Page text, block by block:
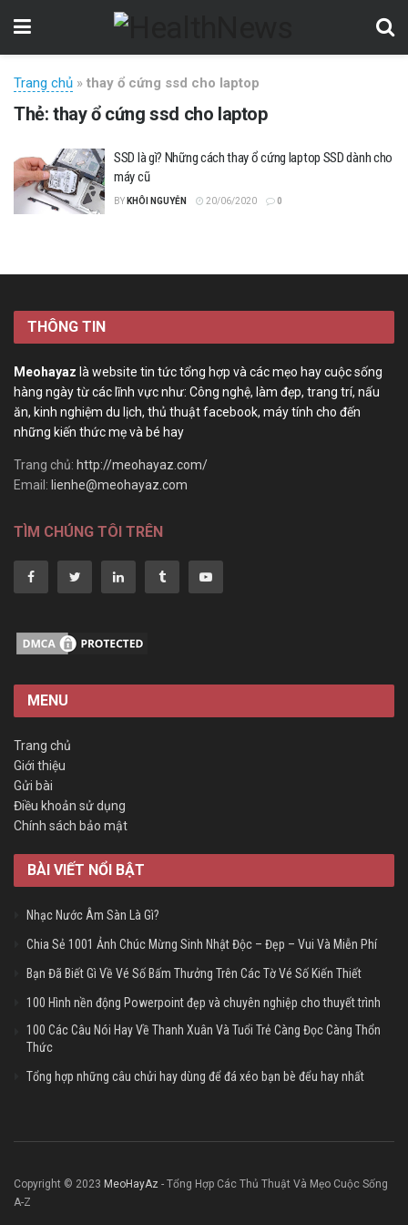
Trang chủ » thay ổ cứng ssd cho laptop
Thẻ:thay ổ cứng ssd cho laptop
SSD là gì? Những cách thay ổ cứng laptop SSD dành cho
máy cũ
BY KHÔI NGUYỄN 20/06/2020 0
THÔNG TIN
Meohayaz là website tin tức tổng hợp và các mẹo hay cuộc sống
hàng ngày từ các lĩnh vực như: Công nghệ, làm đẹp, trang trí, nấu
ăn, kinh nghiệm du lịch, thủ thuật facebook, máy tính cho đến
những kiến thức mẹ và bé hay
Trang chủ: http://meohayaz.com/
Email: lienhe@meohayaz.com
TÌM CHÚNG TÔI TRÊN
MENU
Trang chủ
Giới thiệu
Gửi bài
Điều khoản sử dụng
Chính sách bảo mật
BÀI VIẾT NỔI BẬT
Nhạc Nước Âm Sàn Là Gì?
Chia Sẻ 1001 Ảnh Chúc Mừng Sinh Nhật Độc – Đẹp – Vui Và Miễn Phí
Bạn Đã Biết Gì Về Vé Số Bấm Thưởng Trên Các Tờ Vé Số Kiến Thiết
100 Hình nền động Powerpoint đẹp và chuyên nghiệp cho thuyết trình
100 Các Câu Nói Hay Về Thanh Xuân Và Tuổi Trẻ Càng Đọc Càng Thổn
Thức
Tổng hợp những câu chửi hay dùng để đá xéo bạn bè đểu hay nhất
Copyright © 2023 MeoHayAz - Tổng Hợp Các Thủ Thuật Và Mẹo Cuộc Sống
A-Z